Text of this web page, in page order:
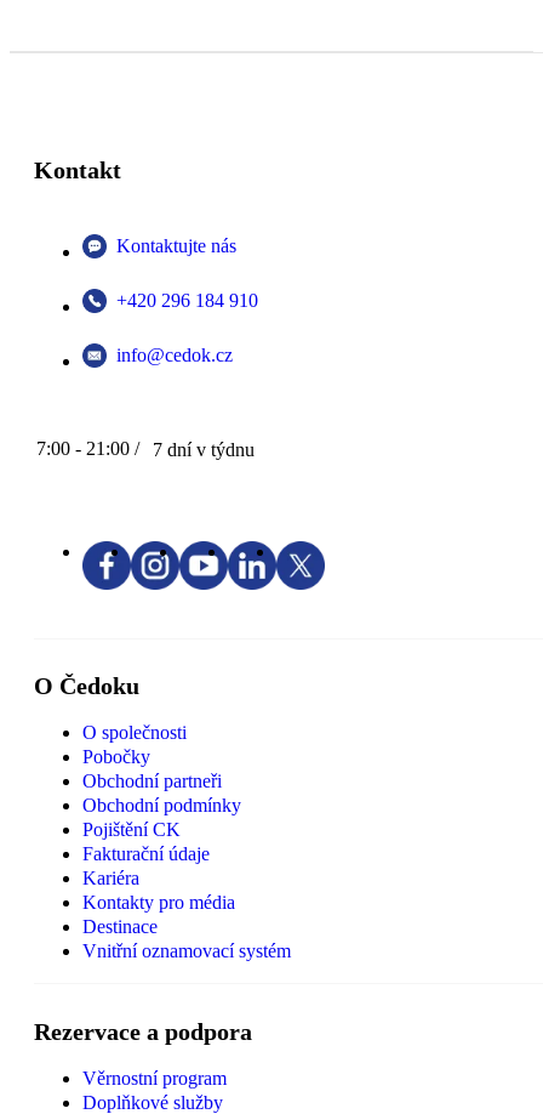
Kontakt
Kontaktujte nás
+420 296 184 910
info@cedok.cz
7:00 - 21:00 / 7 dní v týdnu
O Čedoku
O společnosti
Pobočky
Obchodní partneři
Obchodní podmínky
Pojištění CK
Fakturační údaje
Kariéra
Kontakty pro média
Destinace
Vnitřní oznamovací systém
Rezervace a podpora
Věrnostní program
Doplňkové služby